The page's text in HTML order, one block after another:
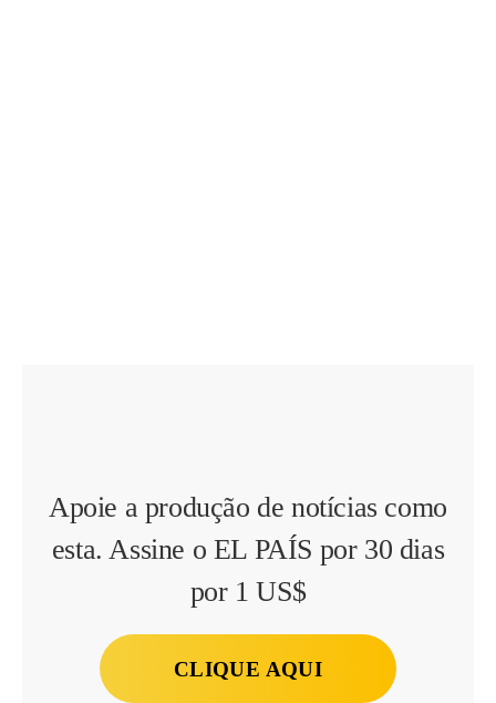
Apoie a produção de notícias como
esta. Assine o EL PAÍS por 30 dias
por 1 US$
CLIQUE AQUI